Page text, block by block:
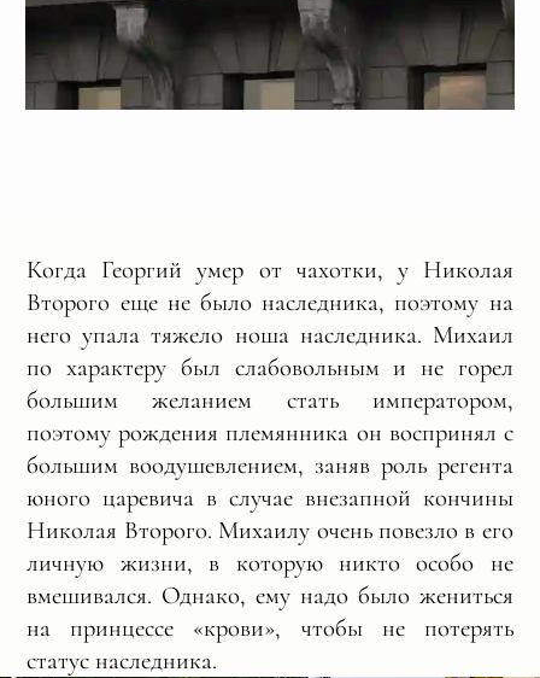
Когда Георгий умер от чахотки, у Николая
Второго еще не было наследника, поэтому на
него упала тяжело ноша наследника. Михаил
по характеру был слабовольным и не горел
большим желанием стать императором,
поэтому рождения племянника он воспринял с
большим воодушевлением, заняв роль регента
юного царевича в случае внезапной кончины
Николая Второго. Михаилу очень повезло в его
личную жизни, в которую никто особо не
вмешивался. Однако, ему надо было жениться
на принцессе «крови», чтобы не потерять
статус наследника.